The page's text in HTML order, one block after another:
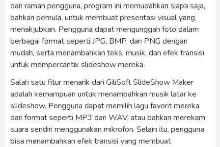
dan ramah pengguna, program ini memudahkan siapa saja,
bahkan pemula, untuk membuat presentasi visual yang
menakjubkan. Pengguna dapat mengunggah foto dalam
berbagai format seperti JPG, BMP, dan PNG dengan
mudah, serta menambahkan teks, musik, dan efek transisi
untuk mempercantik slideshow mereka.
Salah satu fitur menarik dari GiliSoft SlideShow Maker
adalah kemampuan untuk menambahkan musik latar ke
slideshow. Pengguna dapat memilih lagu favorit mereka
dari format seperti MP3 dan WAV, atau bahkan merekam
suara sendiri menggunakan mikrofon. Selain itu, pengguna
bisa menambahkan efek transisi yang membuat